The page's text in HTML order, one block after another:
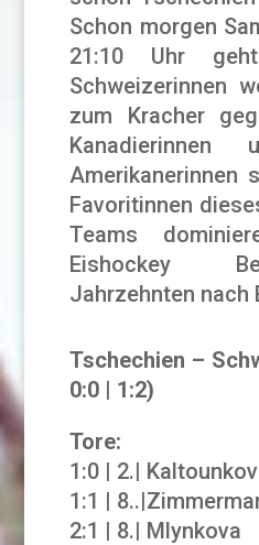
Schon morgen
21:10 Uhr
Schweizerinnen
zum Kracher
Amerikanerinnen
Favoritinnen
Teams
Eishockey
Jahrzehnten nach
Tschechien –
0:0 | 1:2)
Tore:
1:0 | 2.|
1:1 |
2:1 | 8.| Mlynkova